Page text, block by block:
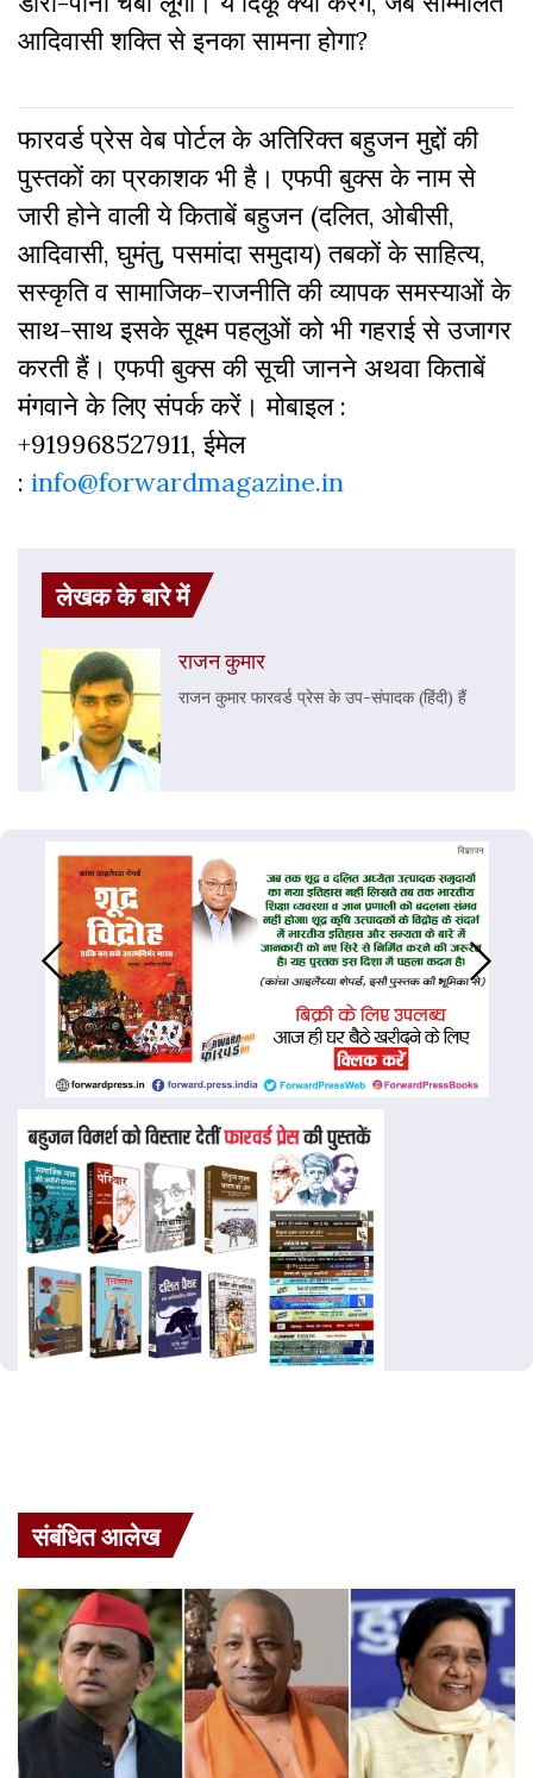
आदिवासी शक्ति से इनका सामना होगा?
फारवर्ड प्रेस वेब पोर्टल के अतिरिक्‍त बहुजन मुद्दों की
पुस्‍तकों का प्रकाशक भी है। एफपी बुक्‍स के नाम से
जारी होने वाली ये किताबें बहुजन (दलित, ओबीसी,
आदिवासी, घुमंतु, पसमांदा समुदाय) तबकों के साहित्‍य,
सस्‍क‍ृति व सामाजिक-राजनीति की व्‍यापक समस्‍याओं के
साथ-साथ इसके सूक्ष्म पहलुओं को भी गहराई से उजागर
करती हैं। एफपी बुक्‍स की सूची जानने अथवा किताबें
मंगवाने के लिए संपर्क करें। मोबाइल :
+919968527911, ईमेल
: info@forwardmagazine.in
लेखक के बारे में
राजन कुमार
राजन कुमार फारवर्ड प्रेस के उप-संपादक (हिंदी) हैं
संबंधित आलेख